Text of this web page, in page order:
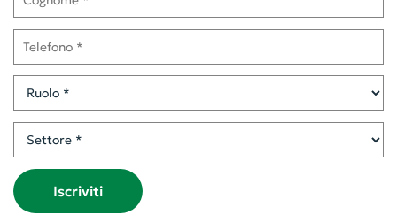
Telefono
Ruolo
Settore
Iscriviti